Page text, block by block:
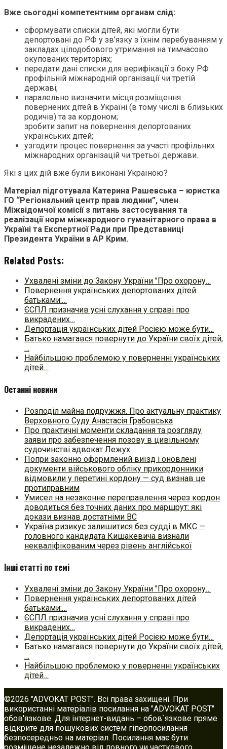
Вже сьогодні компетентним органам слід:
сформувати списки дітей, які могли бути
депортовані до РФ у зв’язку з їхнім перебуванням у
закладах цілодобового утримання на тимчасово
окупованих територіях;
передати дані списки для верифікації з боку РФ
профільній міжнародній організації чи третій
державі;
паралельно визначити місця розміщення
повернених дітей в Україні (в тому числі в близьких
родичів) та за кордоном;
зробити запит на повернення депортованих
українських дітей;
узгодити процес повернення за участі профільних
міжнародних організацій чи третьої держави.
Які з цих дій вже були виконані Україною?
Матеріал підготувала Катерина Рашевська – юристка
ГО “Регіональний центр прав людини”, член
Міжвідомчої комісії з питань застосування та
реалізації норм міжнародного гуманітарного права в
Україні та Експертної Ради при Представниці
Президента України в АР Крим.
Related Posts:
Ухвалені зміни до Закону України "Про охорону…
Повернення українських депортованих дітей
батьками:…
ЄСПЛ призначив усні слухання у справі про
викрадених…
Депортація українських дітей Росією може бути…
Батько намагався повернути до України своїх дітей,
…
Найбільшою проблемою у поверненні українських
дітей…
Останні новини
Розподіл майна подружжя. Про актуальну практику
Верховного Суду Анастасія Грабовська
Про практичні моменти складання та розгляду
заяви про забезпечення позову в цивільному
судочинстві адвокат Лежух
Попри законно оформлений виїзд і оновлені
документи військового обліку прикордонники
відмовили у перетині кордону — суд визнав це
протиправним
Умисел на незаконне переправлення через кордон
доводиться без точних даних про маршрут: які
докази визнав достатніми ВС
Україна ризикує залишитися без судді в МКС —
головного кандидата Кишакевича визнали
некваліфікованим через рівень англійської
Інші статті по темі
Ухвалені зміни до Закону України "Про охорону…
Повернення українських депортованих дітей
батьками:…
ЄСПЛ призначив усні слухання у справі про
викрадених…
Депортація українських дітей Росією може бути…
Батько намагався повернути до України своїх дітей,
…
Найбільшою проблемою у поверненні українських
дітей…
©2026 "ADVOKAT POST". Всі права захищені. При
використанні матеріалів посилання на "ADVOKAT POST"
обов'язкове. Для інтернет-видань – обов`язкове пряме
відкрите для пошукових систем гіперпосилання
безпосередньо на матеріал. Посилання має бути